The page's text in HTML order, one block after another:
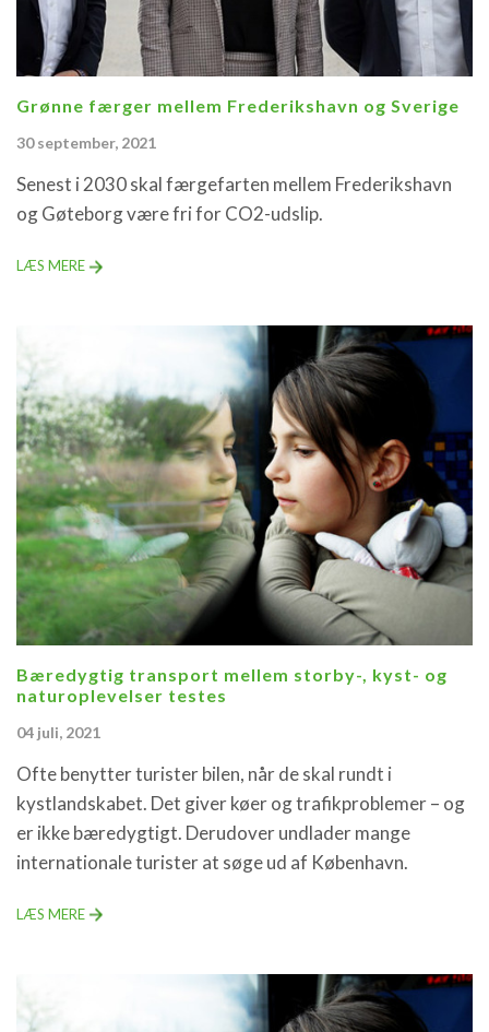
Grønne færger mellem Frederikshavn og Sverige
30 september, 2021
Senest i 2030 skal færgefarten mellem Frederikshavn
og Gøteborg være fri for CO2-udslip.
LÆS MERE
Bæredygtig transport mellem storby-, kyst- og
naturoplevelser testes
04 juli, 2021
Ofte benytter turister bilen, når de skal rundt i
kystlandskabet. Det giver køer og trafikproblemer – og
er ikke bæredygtigt. Derudover undlader mange
internationale turister at søge ud af København.
LÆS MERE